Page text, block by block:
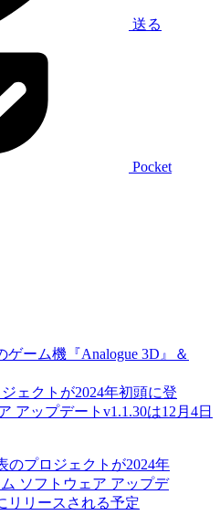
送る
Pocket
ーム機『Analogue 3D』＆
ェクトが2024年初頭に登
ップデートv1.1.30は12月4日